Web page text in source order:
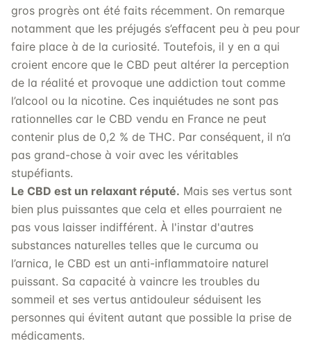
gros progrès ont été faits récemment. On remarque
notamment que les préjugés s’effacent peu à peu pour
faire place à de la curiosité. Toutefois, il y en a qui
croient encore que le CBD peut altérer la perception
de la réalité et provoque une addiction tout comme
l’alcool ou la nicotine. Ces inquiétudes ne sont pas
rationnelles car le CBD vendu en France ne peut
contenir plus de 0,2 % de THC. Par conséquent, il n’a
pas grand-chose à voir avec les véritables
stupéfiants.
Le CBD est un relaxant réputé. Mais ses vertus sont
bien plus puissantes que cela et elles pourraient ne
pas vous laisser indifférent. À l'instar d'autres
substances naturelles telles que le curcuma ou
l’arnica, le CBD est un anti-inflammatoire naturel
puissant. Sa capacité à vaincre les troubles du
sommeil et ses vertus antidouleur séduisent les
personnes qui évitent autant que possible la prise de
médicaments.